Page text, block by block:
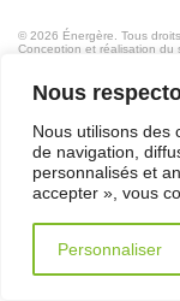
Nous
Nous utilisons des
de navigation,
personnalisés et
accepter », vous
Personnaliser
© 2026 Énergère. Tous
Conception et réalisation du